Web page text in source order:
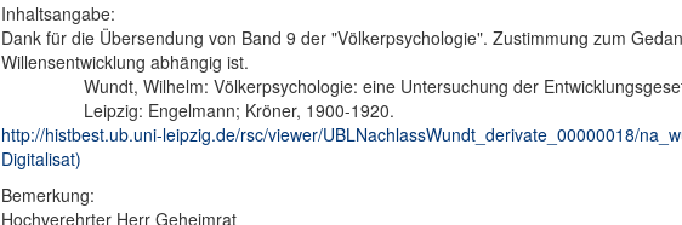
Inhaltsangabe:
Dank für die Übersendung von Band 9 der "Völkerpsychologie". Zustimmung zum
Willensentwicklung abhängig ist.
Wundt, Wilhelm: Völkerpsychologie: eine Untersuchung der
Leipzig: Engelmann; Kröner, 1900-1920.
http://histbest.ub.uni-leipzig.de/rsc/viewer/UBLNachlassWundt_derivate_00000018/
Digitalisat)
Bemerkung:
Hochverehrter Herr Geheimrat